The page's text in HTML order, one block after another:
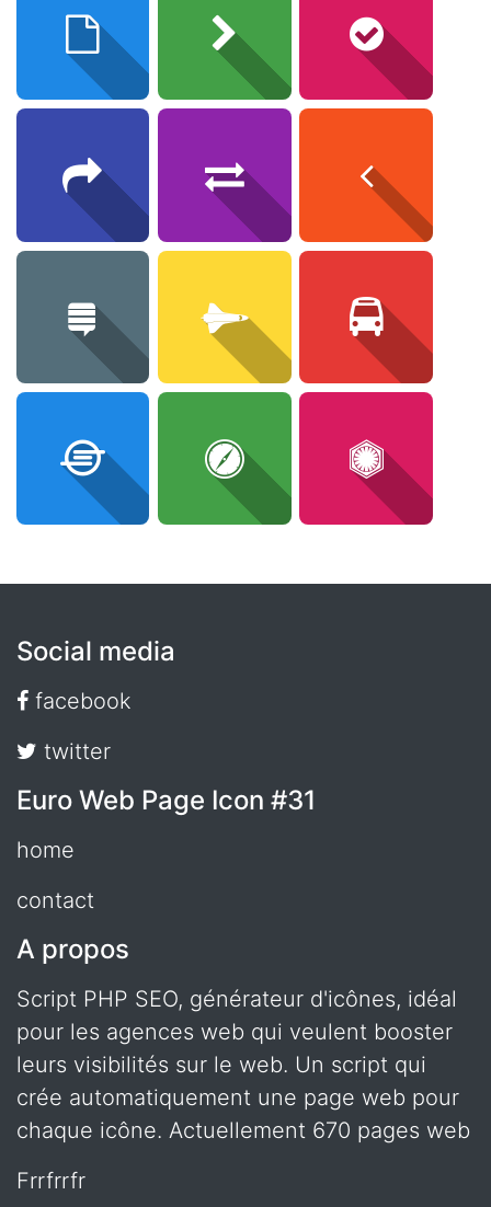
Social media
facebook
twitter
Euro Web Page Icon #31
home
contact
A propos
Script PHP SEO, générateur d'icônes, idéal
pour les agences web qui veulent booster
leurs visibilités sur le web. Un script qui
crée automatiquement une page web pour
chaque icône. Actuellement 670 pages web
frrfrrfr